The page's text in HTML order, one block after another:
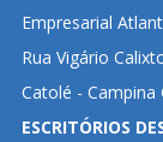
Empresarial
Rua Vigário
Catolé - Campina
ESCRITÓRIOS